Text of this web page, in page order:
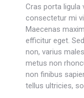
Cras porta ligula
consectetur mi
Maecenas
efficitur eget.
non, varius
metus non
non finibus
tellus ultricies,